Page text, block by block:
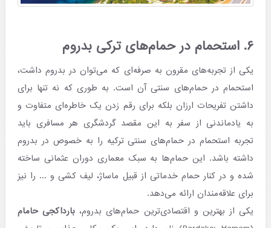
۶. استحمام در حمام‌های ترکی بدروم
یکی از تجربه‌های مقرون به صرفه‌ای که می‌توان در بدروم داشت،
استحمام در حمام‌های سنتی آن است. به طوری که نه تنها برای
داشتن تفریحات ارزان بلکه برای رقم زدن یک خاطره‌ای متفاوت و
به یادماندنی از سفر به این مقصد گردشگری هر مسافری باید
تجربه استحمام در حمام‌های سنتی ترکیه را به خصوص در بدروم
داشته باشد. این حمام‌ها به سبک معماری دوران عثمانی ساخته
شده و در کنار حمام خدماتی از قبیل ماساژ، لیف کشی و ... را نیز
برای علاقه‌مندان ارائه می‌دهد.
یکی از بهترین و اقتصادی‌ترین حمام‌های بدروم، بارداکجی حامام